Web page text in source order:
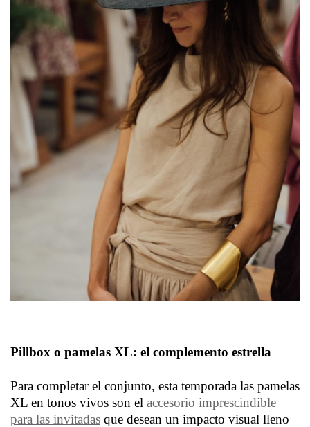
Pillbox o pamelas XL: el complemento estrella
Para completar el conjunto, esta temporada las pamelas
XL en tonos vivos son el accesorio imprescindible
para las invitadas que desean un impacto visual lleno